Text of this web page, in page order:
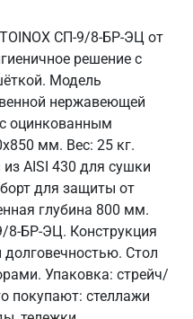
СП-9/8-БР-ЭЦ от
решение с
Модель
нержавеющей
оцинкованным
мм. Вес: 25 кг.
AISI 430 для сушки
для защиты от
глубина 800 мм.
8-БР-ЭЦ. Конструкция
долговечностью. Стол
Упаковка: стрейч/
покупают: стеллажи